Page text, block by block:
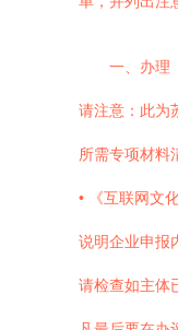
一、办理
请注意：此为
所需专项材料
• 《互联网文
说明企业申报
请检查如主体